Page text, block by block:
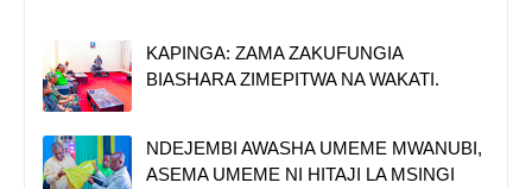
KAPINGA: ZAMA ZAKUFUNGIA
BIASHARA ZIMEPITWA NA WAKATI.
NDEJEMBI AWASHA UMEME MWANUBI,
ASEMA UMEME NI HITAJI LA MSINGI